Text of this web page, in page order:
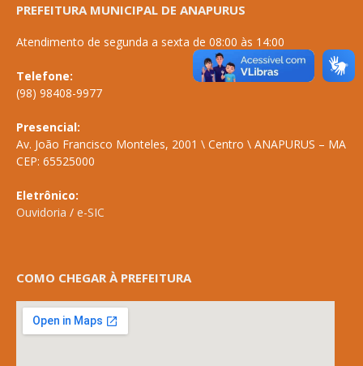
PREFEITURA MUNICIPAL DE ANAPURUS
Atendimento de segunda a sexta de 08:00 às 14:00
Telefone:
(98) 98408-9977
Presencial:
Av. João Francisco Monteles, 2001 \ Centro \ ANAPURUS – MA
CEP: 65525000
Eletrônico:
Ouvidoria / e-SIC
COMO CHEGAR À PREFEITURA